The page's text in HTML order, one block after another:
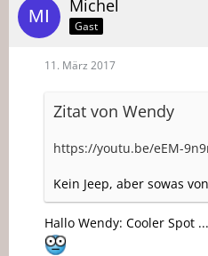
Michel
Gast
11. März 2017
Zitat von Wendy
https://youtu.be/eEM-
Kein Jeep, aber sowas
Hallo Wendy: Cooler Spot